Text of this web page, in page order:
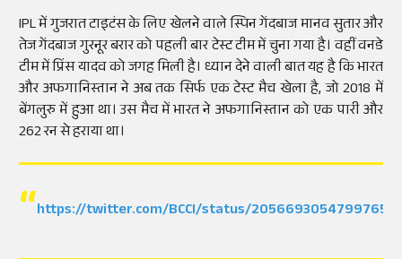
IPL में गुजरात टाइटंस के लिए खेलने वाले स्पिन गेंदबाज मानव सुतार और
तेज गेंदबाज गुरनूर बरार को पहली बार टेस्ट टीम में चुना गया है। वहीं वनडे
टीम में प्रिंस यादव को जगह मिली है। ध्यान देने वाली बात यह है कि भारत
और अफगानिस्तान ने अब तक सिर्फ एक टेस्ट मैच खेला है, जो 2018 में
बेंगलुरु में हुआ था। उस मैच में भारत ने अफगानिस्तान को एक पारी और
262 रन से हराया था।
https://twitter.com/BCCI/status/